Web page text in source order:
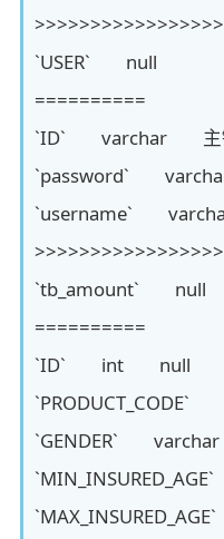
`USER` null
==========
`ID` varchar 主
`password`
`username`
`tb_amount` null
==========
`ID` int null
`GENDER`